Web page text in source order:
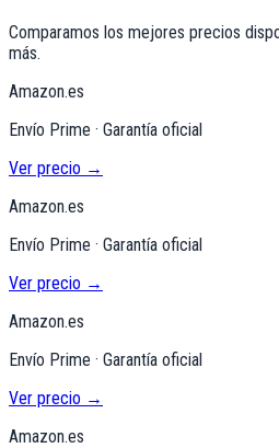
Comparamos los mejores precios
más.
Amazon.es
Envío Prime · Garantía oficial
Ver precio →
Amazon.es
Envío Prime · Garantía oficial
Ver precio →
Amazon.es
Envío Prime · Garantía oficial
Ver precio →
Amazon.es